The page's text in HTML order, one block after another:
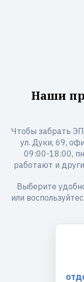
Наши
Чтобы забрать
ул. Дуки, 69,
09:00-18:00,
работают и
Выберите
или